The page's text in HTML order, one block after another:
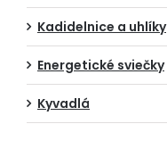
Kadidelnice a uhlíky
Energetické sviečky
Kyvadlá